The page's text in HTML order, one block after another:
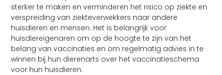
sterker te maken en verminderen het risico op ziekte en
verspreiding van ziekteverwekkers naar andere
huisdieren en mensen. Het is belangrijk voor
huisdiereigenaren om op de hoogte te zijn van het
belang van vaccinaties en om regelmatig advies in te
winnen bij hun dierenarts over het vaccinatieschema
voor hun huisdieren.